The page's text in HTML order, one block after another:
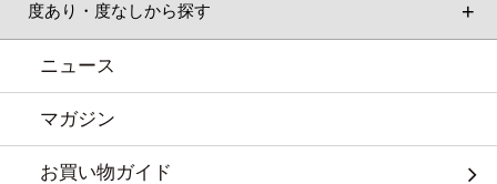
度あり・度なしから探す
ニュース
マガジン
お買い物ガイド